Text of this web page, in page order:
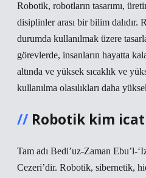
Robotik, robotların tasarımı,
disiplinler arası bir bilim dalıdır.
durumda kullanılmak üzere
görevlerde, insanların hayatta
altında ve yüksek sıcaklık ve
kullanılma olasılıkları daha
Robotik kim
Tam adı Bedi’uz-Zaman Ebu’l-
Cezeri’dir. Robotik, sibernetik,